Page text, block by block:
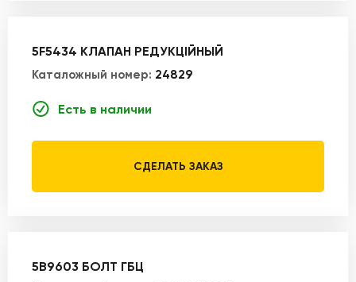
5F5434 КЛАПАН РЕДУКЦІЙНЫЙ
Каталожный номер: 24829
Есть в наличии
СДЕЛАТЬ ЗАКАЗ
5B9603 БОЛТ ГБЦ